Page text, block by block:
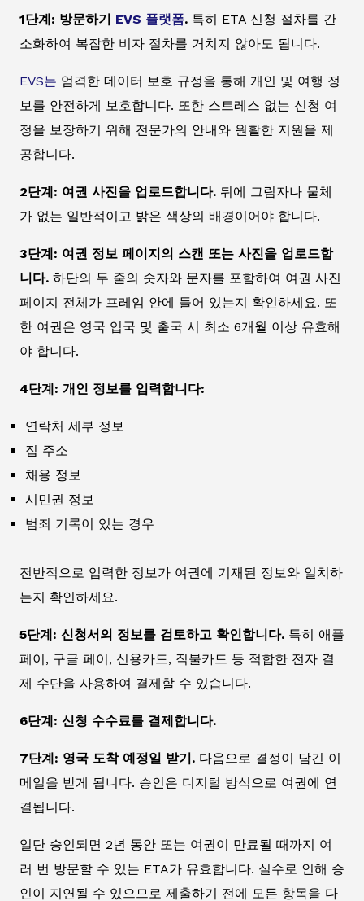
1단계: 방문하기 EVS 플랫폼. 특히 ETA 신청 절차를 간
소화하여 복잡한 비자 절차를 거치지 않아도 됩니다.
EVS는 엄격한 데이터 보호 규정을 통해 개인 및 여행 정
보를 안전하게 보호합니다. 또한 스트레스 없는 신청 여
정을 보장하기 위해 전문가의 안내와 원활한 지원을 제
공합니다.
2단계: 여권 사진을 업로드합니다. 뒤에 그림자나 물체
가 없는 일반적이고 밝은 색상의 배경이어야 합니다.
3단계: 여권 정보 페이지의 스캔 또는 사진을 업로드합
니다. 하단의 두 줄의 숫자와 문자를 포함하여 여권 사진
페이지 전체가 프레임 안에 들어 있는지 확인하세요. 또
한 여권은 영국 입국 및 출국 시 최소 6개월 이상 유효해
야 합니다.
4단계: 개인 정보를 입력합니다:
연락처 세부 정보
집 주소
채용 정보
시민권 정보
범죄 기록이 있는 경우
전반적으로 입력한 정보가 여권에 기재된 정보와 일치하
는지 확인하세요.
5단계: 신청서의 정보를 검토하고 확인합니다. 특히 애플
페이, 구글 페이, 신용카드, 직불카드 등 적합한 전자 결
제 수단을 사용하여 결제할 수 있습니다.
6단계: 신청 수수료를 결제합니다.
7단계: 영국 도착 예정일 받기. 다음으로 결정이 담긴 이
메일을 받게 됩니다. 승인은 디지털 방식으로 여권에 연
결됩니다.
일단 승인되면 2년 동안 또는 여권이 만료될 때까지 여
러 번 방문할 수 있는 ETA가 유효합니다. 실수로 인해 승
인이 지연될 수 있으므로 제출하기 전에 모든 항목을 다